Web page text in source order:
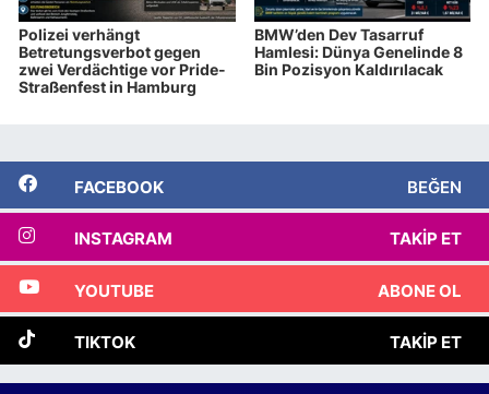
Polizei verhängt
Betretungsverbot gegen
zwei Verdächtige vor Pride-
Straßenfest in Hamburg
BMW’den Dev Tasarruf
Hamlesi: Dünya Genelinde 8
Bin Pozisyon Kaldırılacak
FACEBOOK BEĞEN
INSTAGRAM TAKIP ET
YOUTUBE ABONE OL
TIKTOK TAKIP ET